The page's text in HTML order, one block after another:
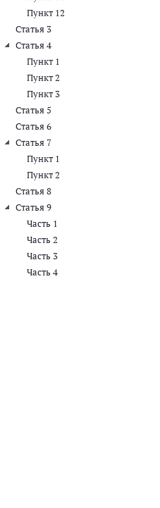
Пункт 12
Статья 3
Статья 4
Пункт 1
Пункт 2
Пункт 3
Статья 5
Статья 6
Статья 7
Пункт 1
Пункт 2
Статья 8
Статья 9
Часть 1
Часть 2
Часть 3
Часть 4